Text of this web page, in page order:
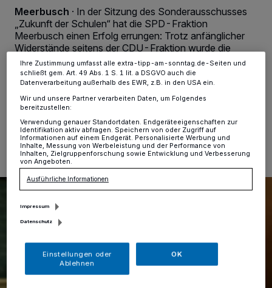
Meerbusch · In der Sitzung des Sonderausschusses
„Zukunft der Schulen“ hat die SPD-Fraktion
Meerbusch einen Erfolg errungen: Trotz anfänglicher
Widerstände seitens der CDU-Fraktion wurde die
ursprüngliche Beschlussvorlage der Verwaltung
grundlegend überarbeitet.
15.05.2026 , 10:17 Uhr Eine Minute Lesezeit
dieses Menü jederzeit wieder aufrufen, um Ihre Einstellungen zu
ändern oder Ihre Einwilligung zu widerrufen, indem Sie auf den Link
Einstellungen oder Ablehnen am unteren Rand der Webseite klicken.
Ihre Einstellungen gelten innerhalb unseres Website. Weitere
Informationen finden Sie in unserer Datenschutzerklärung.
Ihre Zustimmung umfasst alle extra-tipp-am-sonntag.de-Seiten und
schließt gem. Art. 49 Abs. 1 S. 1 lit. a DSGVO auch die
Datenverarbeitung außerhalb des EWR, z.B. in den USA ein.
Wir und unsere Partner verarbeiten Daten, um Folgendes
bereitzustellen:
Verwendung genauer Standortdaten. Endgeräteeigenschaften zur
Identifikation aktiv abfragen. Speichern von oder Zugriff auf
Informationen auf einem Endgerät. Personalisierte Werbung und
Inhalte, Messung von Werbeleistung und der Performance von
Inhalten, Zielgruppenforschung sowie Entwicklung und Verbesserung
von Angeboten.
Ausführliche Informationen
Impressum
Datenschutz
Einstellungen oder
Ablehnen
OK